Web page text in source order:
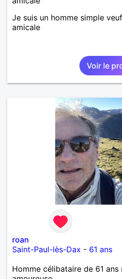
Je suis un homme simple
amicale
Voir le
roan
Saint-Paul-lès-Dax - 61 ans
Homme célibataire de 61